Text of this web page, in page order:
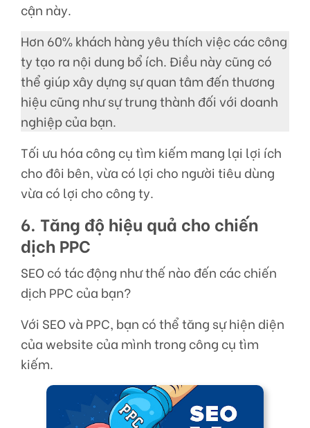
cận này.
Hơn 60% khách hàng yêu thích việc các công
ty tạo ra nội dung bổ ích. Điều này cũng có
thể giúp xây dựng sự quan tâm đến thương
hiệu cũng như sự trung thành đối với doanh
nghiệp của bạn.
Tối ưu hóa công cụ tìm kiếm mang lại lợi ích
cho đôi bên, vừa có lợi cho người tiêu dùng
vừa có lợi cho công ty.
6. Tăng độ hiệu quả cho chiến
dịch PPC
SEOcó tác động như thế nào đến các chiến
dịch PPC của bạn?
Với SEOvà PPC, bạn có thể tăng sự hiện diện
của website của mình trong công cụ tìm
kiếm.